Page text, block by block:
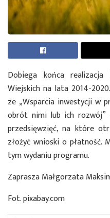
Dobiega końca realizacja
Wiejskich na lata 2014-
ze „Wsparcia inwestycji w
obrót nimi lub ich rozwój”
przedsięwzięć, na które
złożyć wnioski o
tym wydaniu programu.
Zaprasza Małgorzata
Fot. pixabay.com